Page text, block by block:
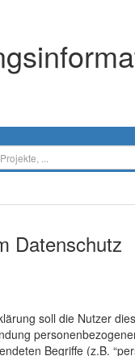
Datenschutz
soll die Nutzer
Begriffe (z.B.